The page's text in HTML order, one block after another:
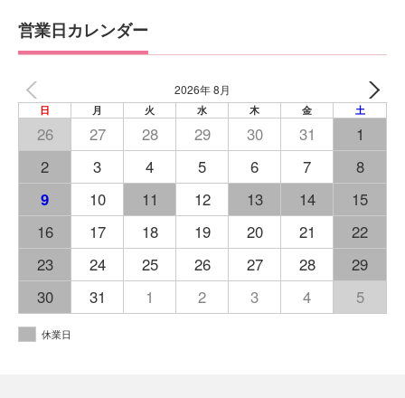
営業日カレンダー
2026年 8月
日 月 火 水 木 金 土
26 27 28 29 30 31
1
2
3 4 5 6 7
8
9
10 11 12 13 14
15
16
17 18 19 20 21
22
23
24 25 26 27 28
29
30
31 1 2 3 4 5
休業日